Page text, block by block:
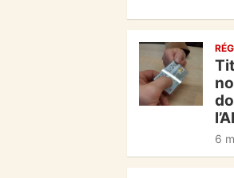
c
e
b
o
o
k
6